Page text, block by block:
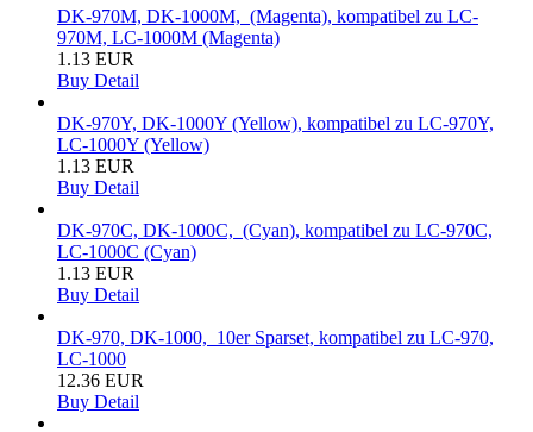
DK-970M, DK-1000M, (Magenta), kompatibel zu LC-
970M, LC-1000M (Magenta)
1.13 EUR
Buy Detail
DK-970Y, DK-1000Y (Yellow), kompatibel zu LC-970Y,
LC-1000Y (Yellow)
1.13 EUR
Buy Detail
DK-970C, DK-1000C, (Cyan), kompatibel zu LC-970C,
LC-1000C (Cyan)
1.13 EUR
Buy Detail
DK-970, DK-1000, 10er Sparset, kompatibel zu LC-970,
LC-1000
12.36 EUR
Buy Detail